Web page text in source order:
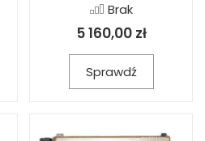
Brak
5 160,00 zł
Sprawdź